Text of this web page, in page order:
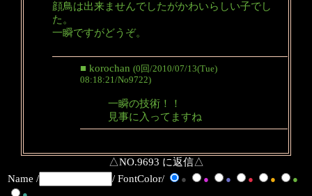
顔鳥は出来ませんでしたがかわいらしい子でし
た。
一瞬ですがどうぞ。
■ korochan (0回/2010/07/13(Tue)
08:18:21/No9722)
一瞬の技術！！
見事に入ってますね
△NO.9693 に返信△
Name /
/ FontColor/ ● ● ● ● ●
●